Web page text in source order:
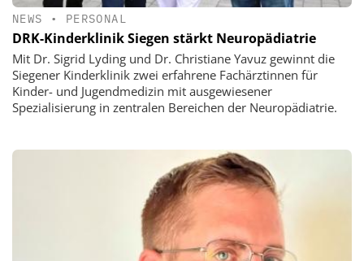
NEWS • PERSONAL
DRK-Kinderklinik Siegen stärkt Neuropädiatrie
Mit Dr. Sigrid Lyding und Dr. Christiane Yavuz gewinnt die
Siegener Kinderklinik zwei erfahrene Fachärztinnen für
Kinder- und Jugendmedizin mit ausgewiesener
Spezialisierung in zentralen Bereichen der Neuropädiatrie.